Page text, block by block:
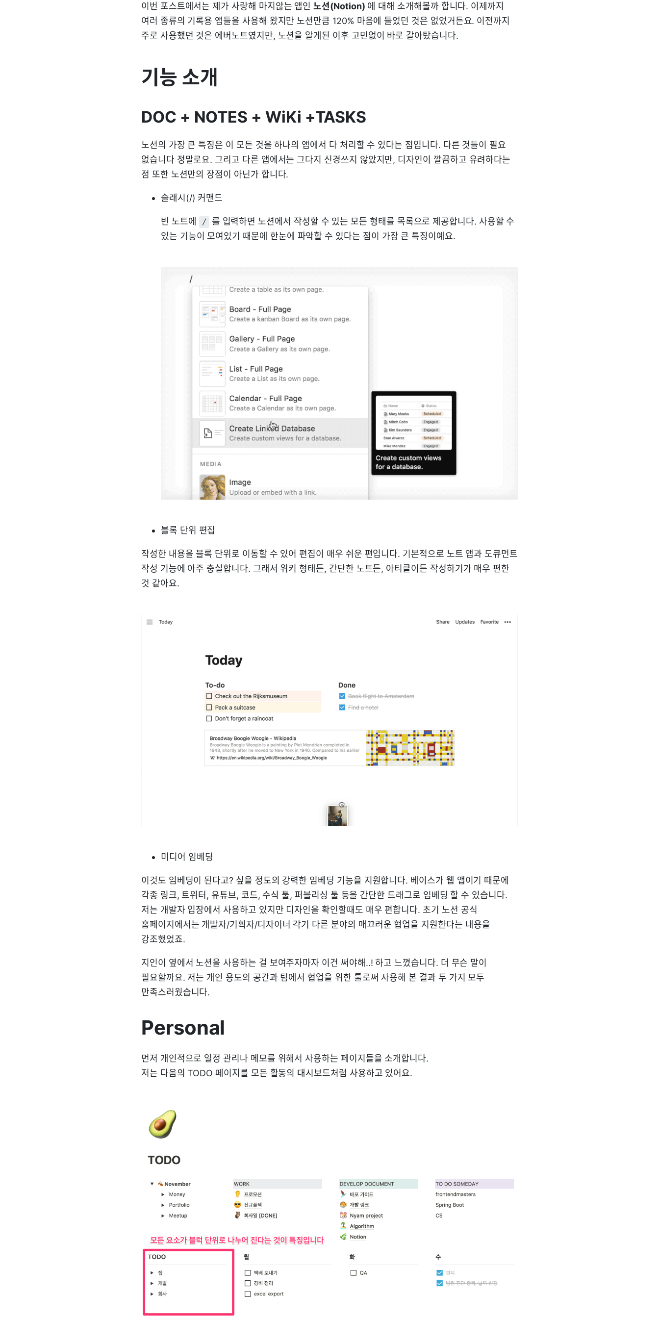
이번 포스트에서는 제가 사랑해 마지않는 앱인노션(Notion) 에 대해 소개해볼까 합니다. 이제까지
여러 종류의 기록용 앱들을 사용해 왔지만 노션만큼 120% 마음에 들었던 것은 없었거든요. 이전까지
주로 사용했던 것은 에버노트였지만, 노션을 알게된 이후 고민없이 바로 갈아탔습니다.
기능 소개
DOC + NOTES + WiKi +TASKS
노션의 가장 큰 특징은 이 모든 것을 하나의 앱에서 다 처리할 수 있다는 점입니다. 다른 것들이 필요
없습니다 정말로요. 그리고 다른 앱에서는 그다지 신경쓰지 않았지만, 디자인이 깔끔하고 유려하다는
점 또한 노션만의 장점이 아닌가 합니다.
슬래시(/) 커맨드
빈 노트에 /
를 입력하면 노션에서 작성할 수 있는 모든 형태를 목록으로 제공합니다. 사용할 수
있는 기능이 모여있기 때문에 한눈에 파악할 수 있다는 점이 가장 큰 특징이예요.
블록 단위 편집
작성한 내용을 블록 단위로 이동할 수 있어 편집이 매우 쉬운 편입니다. 기본적으로 노트 앱과 도큐먼트
작성 기능에 아주 충실합니다. 그래서 위키 형태든, 간단한 노트든, 아티클이든 작성하기가 매우 편한
것 같아요.
미디어 임베딩
이것도 임베딩이 된다고? 싶을 정도의 강력한 임베딩 기능을 지원합니다. 베이스가 웹 앱이기 때문에
각종 링크, 트위터, 유튜브, 코드, 수식 툴, 퍼블리싱 툴 등을 간단한 드래그로 임베딩 할 수 있습니다.
저는 개발자 입장에서 사용하고 있지만 디자인을 확인할때도 매우 편합니다. 초기 노션 공식
홈페이지에서는 개발자/기획자/디자이너 각기 다른 분야의 매끄러운 협업을 지원한다는 내용을
강조했었죠.
지인이 옆에서 노션을 사용하는 걸 보여주자마자 이건 써야해..! 하고 느꼈습니다. 더 무슨 말이
필요할까요. 저는 개인 용도의 공간과 팀에서 협업을 위한 툴로써 사용해 본 결과 두 가지 모두
만족스러웠습니다.
Personal
먼저 개인적으로 일정 관리나 메모를 위해서 사용하는 페이지들을 소개합니다.
저는 다음의 TODO 페이지를 모든 활동의 대시보드처럼 사용하고 있어요.